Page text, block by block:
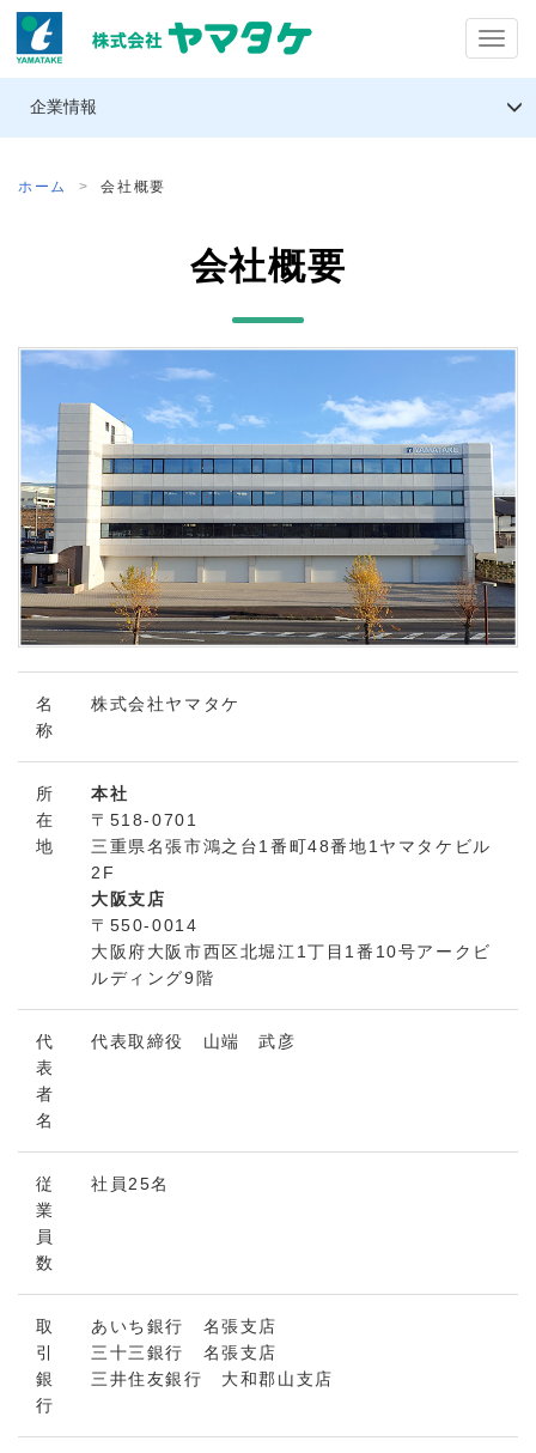
T
o
i
a
t
i
o
n
企業情報
ホーム 会社概要
会社概要
名
称
株式会社ヤマタケ
所
在
地
本社
〒518-0701
三重県名張市鴻之台1番町48番地1ヤマタケビル
2F
大阪支店
〒550-0014
大阪府大阪市西区北堀江1丁目1番10号アークビ
ルディング9階
代
表
者
名
代表取締役 山端 武彦
従
業
員
数
社員25名
取
引
銀
行
あいち銀行 名張支店
三十三銀行 名張支店
三井住友銀行 大和郡山支店